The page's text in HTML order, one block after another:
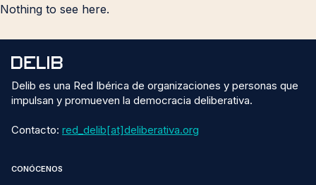
Nothing to see here.
Delib es una Red Ibérica de organizaciones y personas que
impulsan y promueven la democracia deliberativa.
Contacto: red_delib[at]deliberativa.org
CONÓCENOS